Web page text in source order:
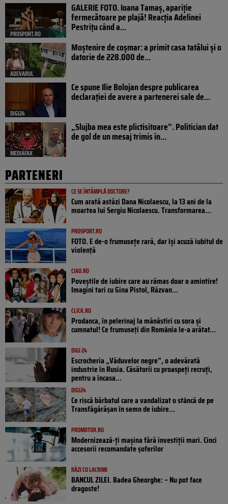
PROSPORT.RO
GALERIE FOTO. Ioana Tamaş, apariție
fermecătoare pe plajă! Reacția Adelinei
Pestrițu când a...
ADEVARUL
Moștenire de coșmar: a primit casa tatălui și o
datorie de 228.000 de...
DIGI24
Ce spune Ilie Bolojan despre publicarea
declarației de avere a partenerei sale de...
MEDIAFAX
„Slujba mea este plictisitoare”. Politician dat
de gol de un mesaj trimis în...
PARTENERI
CE SE ÎNTÂMPLĂ DOCTORE?
Cum arată astăzi Dana Nicolaescu, la 13 ani de la
moartea lui Sergiu Nicolaescu. Transformarea...
PROSPORT.RO
FOTO. E de-o frumusețe rară, dar își acuză iubitul de
violență
CIAO.RO
Poveştile de iubire care au rămas doar o amintire!
Imagini tari cu Gina Pistol, Răzvan...
CLICK.RO
Prodanca, în pelerinaj la mănăstiri cu sora și
cumnatul! Ce frumuseți din România le-a arătat...
DIGI 24
Escrocheria „Văduvelor negre”, o adevărată
industrie în Rusia. Căsătorii cu proaspeți recruți,
pentru a încasa...
DIGI24
Ce riscă bărbatul care a vandalizat o stâncă de pe
Transfăgărășan în semn de iubire...
PROMOTOR.RO
Modernizează-ți mașina fără investiții mari. Cinci
accesorii recomandate șoferilor
RÂZI CU LACRIMI
BANCUL ZILEI. Badea Gheorghe: – Nu pot face
dragoste!